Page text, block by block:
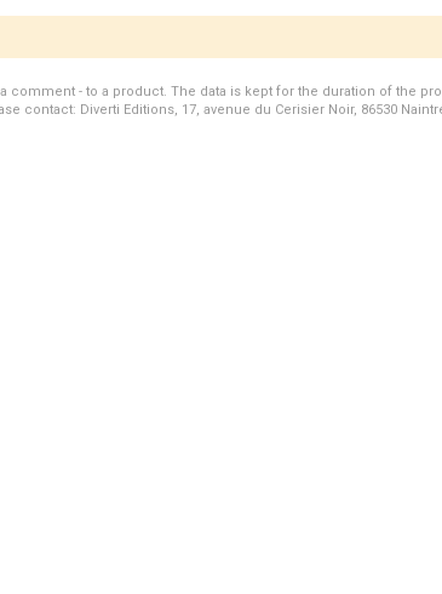
- to a product. The data is kept for the duration of the
contact: Diverti Editions, 17, avenue du Cerisier Noir, 86530